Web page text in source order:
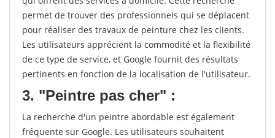
permet de trouver des professionnels qui se déplacent
pour réaliser des travaux de peinture chez les clients.
Les utilisateurs apprécient la commodité et la flexibilité
de ce type de service, et Google fournit des résultats
pertinents en fonction de la localisation de l'utilisateur.
3. "Peintre pas cher" :
La recherche d'un peintre abordable est également
fréquente sur Google. Les utilisateurs souhaitent